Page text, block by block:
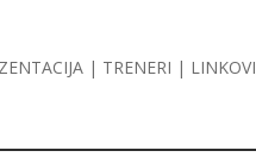
| TRENERI | LINKOVI